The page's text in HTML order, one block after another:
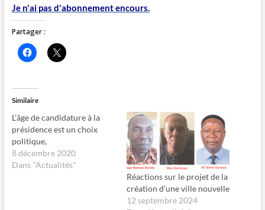
Je n'ai pas d'abonnement encours.
Partager :
C
l
e
z
p
o
u
r
p
a
r
t
a
C
l
o
u
r
p
r
t
a
Similaire
L’âge de candidature à la
présidence est un choix
politique,
8 décembre 2020
Dans "Actualités"
Réactions sur le projet de la
création d’une ville nouvelle
12 septembre 2024